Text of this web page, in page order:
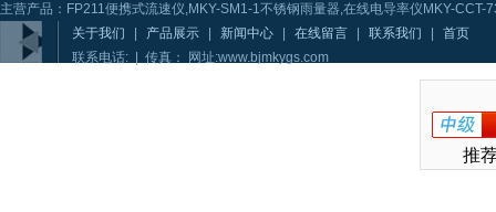
主营产品：FP211便携式流速仪,MKY-SM1-1不锈钢雨量器,在线电导率仪MKY-CCT-
关于我们
产品展示 新闻中心 在线留言 联系我们
首页
联系电话: | 传真： 网址:www.bjmkygs.com
推